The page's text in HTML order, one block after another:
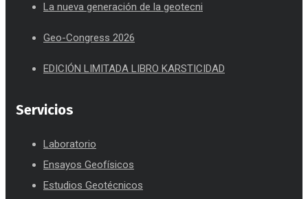
La nueva generación de la geotecni
Geo-Congress 2026
EDICIÓN LIMITADA LIBRO KARSTICIDAD
Servicios
Laboratorio
Ensayos Geofísicos
Estudios Geotécnicos